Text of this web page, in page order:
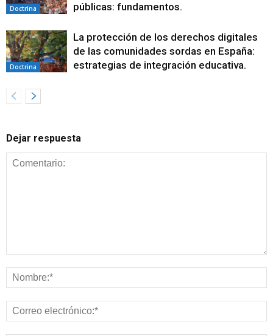
Doctrina
públicas: fundamentos.
Doctrina
La protección de los derechos digitales
de las comunidades sordas en España:
estrategias de integración educativa.
Dejar respuesta